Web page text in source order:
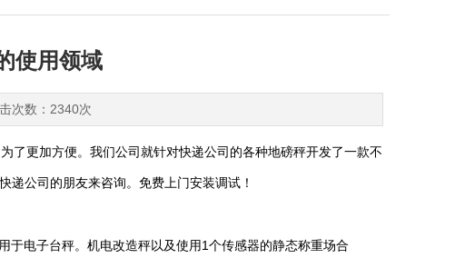
使用领域
次数：2340次
了更加方便。我们公司就针对快递公司的各种地磅秤开发了一款不
递公司的朋友来咨询。免费上门安装调试！
电子台秤。机电改造秤以及使用1个传感器的静态称重场合